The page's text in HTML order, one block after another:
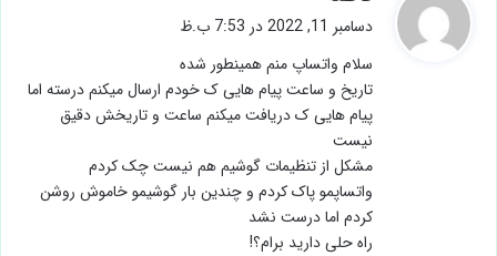
ف
:
دسامبر 11, 2022 در 7:53 ب.ظ
سلام واتساپ منم همینطور شده
تاریخ و ساعت پیام هایی ک خودم ارسال میکنم درسته اما
پیام هایی ک دریافت میکنم ساعت و تاریخش دقیق
نیست
مشکل از تنظیمات گوشیم هم نیست چک کردم
واتساپمو پاک کردم و چندین بار گوشیمو خاموش روشن
کردم اما درست نشد
راه حلی دارید برام؟!